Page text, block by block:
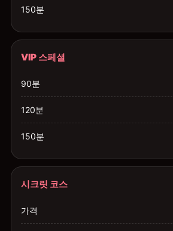
150분
VIP 스페셜
90분
120분
150분
시크릿 코스
가격